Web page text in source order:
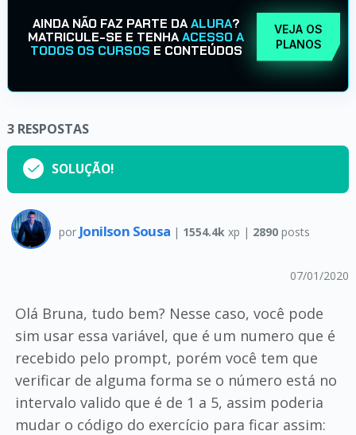
AINDA NÃO FAZ PARTE DAALURA?
MATRICULE-SE E TENHAACESSO A
TODOS OS CURSOS E CONTEÚDOS
VEJA OS
PLANOS
3 RESPOSTAS
SOLUÇÃO!
por Jonilson Sousa | 1554.4k xp | 2890posts
07/01/2020
Olá Bruna, tudo bem? Nesse caso, você pode
sim usar essa variável, que é um numero que é
recebido pelo prompt, porém você tem que
verificar de alguma forma se o número está no
intervalo valido que é de 1 a 5, assim poderia
mudar o código do exercício para ficar assim: